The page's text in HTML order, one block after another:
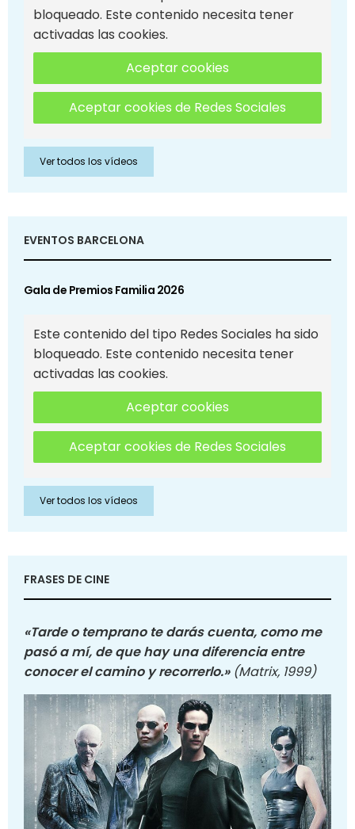
bloqueado. Este contenido necesita tener
activadas las cookies.
Aceptar cookies
Aceptar cookies de Redes Sociales
Ver todos los vídeos
EVENTOS BARCELONA
Gala de Premios Familia 2026
Este contenido del tipo Redes Sociales ha sido
bloqueado. Este contenido necesita tener
activadas las cookies.
Aceptar cookies
Aceptar cookies de Redes Sociales
Ver todos los vídeos
FRASES DE CINE
«Tarde o temprano te darás cuenta, como me
pasó a mí, de que hay una diferencia entre
conocer el camino y recorrerlo.» (Matrix, 1999)